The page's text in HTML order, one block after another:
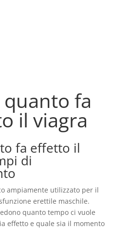
fa
il viagra
fa effetto il
di
ampiamente utilizzato per il
erettile maschile.
quanto tempo ci vuole
effetto e quale sia il momento